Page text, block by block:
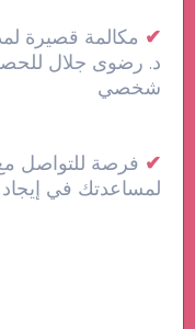
✔
د. رضوى جلال
شخصي
✔
لمساعدتك في